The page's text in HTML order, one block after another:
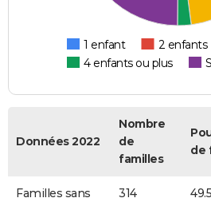
1 enfant 2 enfants
4 enfants ou plus
Données 2022
Nombre
de
familles
de
Familles sans
314